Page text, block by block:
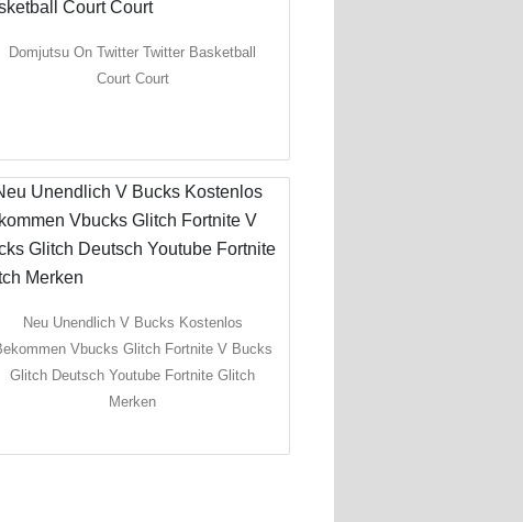
Domjutsu On Twitter Twitter Basketball
Court Court
Neu Unendlich V Bucks Kostenlos
Vbucks Glitch Fortnite V Bucks
Glitch Deutsch Youtube Fortnite Glitch
Merken